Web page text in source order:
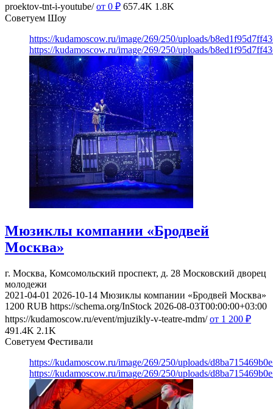
proektov-tnt-i-youtube/ от 0 ₽ 657.4K 1.8K
Советуем Шоу
https://kudamoscow.ru/image/269/250/uploads/
https://kudamoscow.ru/image/269/250/uploads/
Мюзиклы компании «Бродвей
Москва»
г. Москва, Комсомольский проспект, д. 28 Московский дворец
молодежи
2021-04-01 2026-10-14 Мюзиклы компании «Бродвей Москва»
1200 RUB https://schema.org/InStock 2026-08-03T00:00:00+03:00
https://kudamoscow.ru/event/mjuzikly-v-teatre-mdm/ от 1 200 ₽
491.4K 2.1K
Советуем Фестивали
https://kudamoscow.ru/image/269/250/uploads/
https://kudamoscow.ru/image/269/250/uploads/